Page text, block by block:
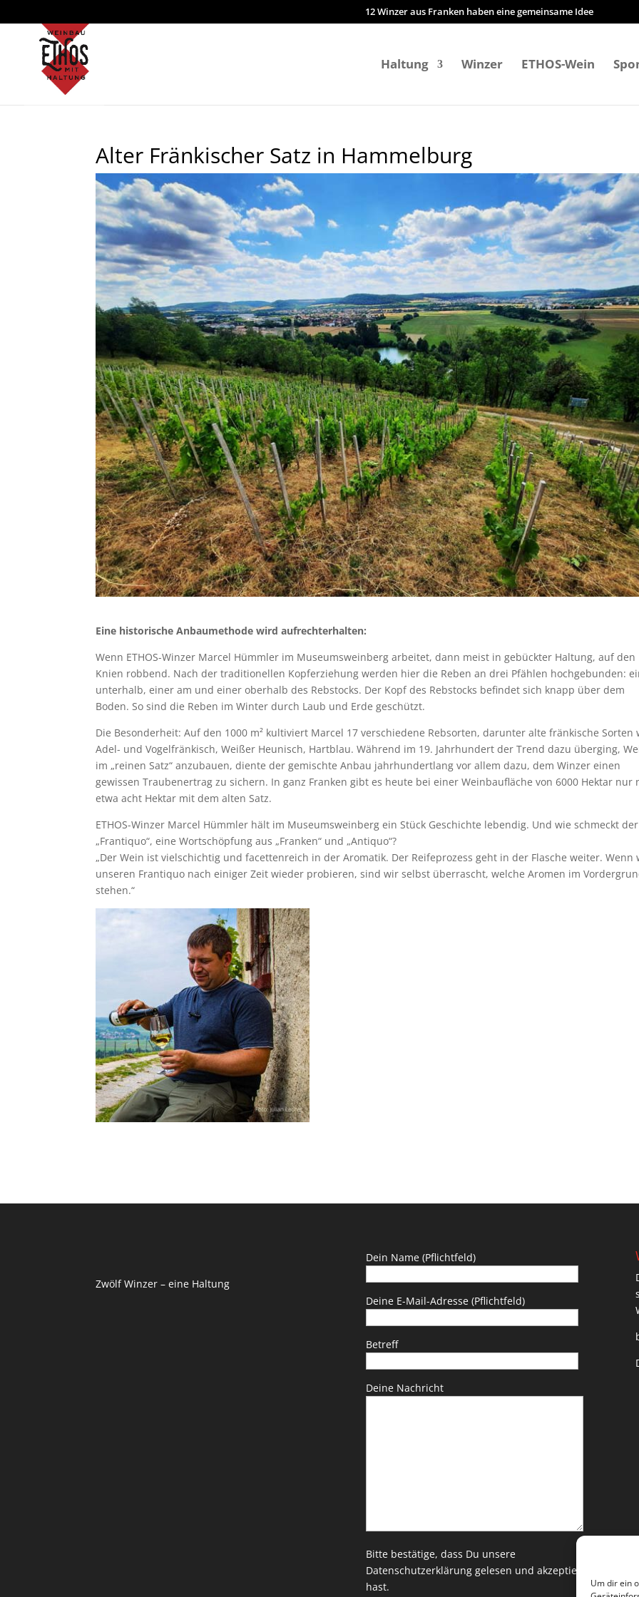
Um dir ein
12 Winzer aus Franken haben eine gemeinsame Idee
Haltung Winzer ETHOS-Wein
Alter Fränkischer Satz in Hammelburg
Eine historische Anbaumethode wird aufrechterhalten:
Wenn ETHOS-Winzer Marcel Hümmler im Museumsweinberg arbeitet, dann meist in gebückter Haltung, auf den
Knien robbend. Nach der traditionellen Kopferziehung werden hier die Reben an drei Pfählen hochgebunden:
unterhalb, einer am und einer oberhalb des Rebstocks. Der Kopf des Rebstocks befindet sich knapp über dem
Boden. So sind die Reben im Winter durch Laub und Erde geschützt.
Die Besonderheit: Auf den 1000 m² kultiviert Marcel 17 verschiedene Rebsorten, darunter alte fränkische Sorten
Adel- und Vogelfränkisch, Weißer Heunisch, Hartblau. Während im 19. Jahrhundert der Trend dazu überging,
im „reinen Satz“ anzubauen, diente der gemischte Anbau jahrhundertlang vor allem dazu, dem Winzer einen
gewissen Traubenertrag zu sichern. In ganz Franken gibt es heute bei einer Weinbaufläche von 6000 Hektar nur
etwa acht Hektar mit dem alten Satz.
ETHOS-Winzer Marcel Hümmler hält im Museumsweinberg ein Stück Geschichte lebendig. Und wie schmeckt der
„Frantiquo“, eine Wortschöpfung aus „Franken“ und „Antiquo“?
„Der Wein ist vielschichtig und facettenreich in der Aromatik. Der Reifeprozess geht in der Flasche weiter. Wenn
unseren Frantiquo nach einiger Zeit wieder probieren, sind wir selbst überrascht, welche Aromen im
stehen.“
Zwölf Winzer – eine Haltung
Dein Name (Pflichtfeld)
Deine E-Mail-Adresse (Pflichtfeld)
Betreff
Deine Nachricht
Bitte bestätige, dass Du unsere
Datenschutzerklärunggelesen und akzeptiert
hast.